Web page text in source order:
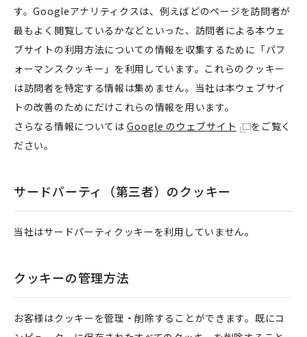
す。Googleアナリティクスは、例えばどのページを訪問者が
最もよく閲覧しているかなどといった、訪問者による本ウェ
ブサイトの利用方法についての情報を収集するために「パフ
ォーマンスクッキー」を利用しています。これらのクッキー
は訪問者を特定する情報は集めません。当社は本ウェブサイ
トの改善のためにだけこれらの情報を用います。
さらなる情報についてはGoogle のウェブサイト
をご覧く
ださい。
サードパーティ（第三者）のクッキー
当社はサードパーティクッキーを利用していません。
クッキーの管理方法
お客様はクッキーを管理・削除することができます。既にコ